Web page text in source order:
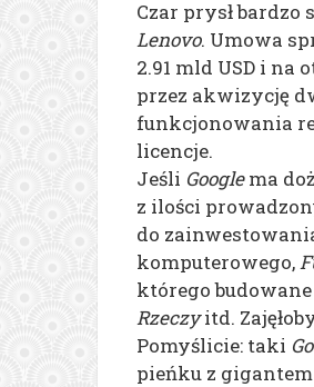
Czar prysł bardzo
Lenovo. Umowa
2.91 mld USD i na
przez akwizycję
funkcjonowania
licencje.
Jeśli Googlema
z ilości
do
komputerowego,
którego
Rzeczyitd.
Pomyślicie: taki
pieńku z gigantem